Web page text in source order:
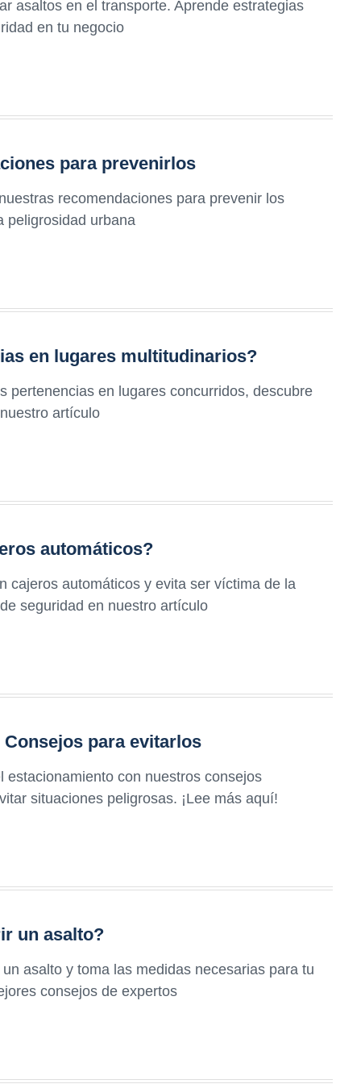
asaltos en el transporte. Aprende estrategias
en tu negocio
para prevenirlos
recomendaciones para prevenir los
peligrosidad urbana
en lugares multitudinarios?
pertenencias en lugares concurridos, descubre
artículo
automáticos?
cajeros automáticos y evita ser víctima de la
seguridad en nuestro artículo
para evitarlos
con nuestros consejos
situaciones peligrosas. ¡Lee más aquí!
un asalto?
asalto y toma las medidas necesarias para tu
consejos de expertos